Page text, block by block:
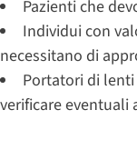
Pazienti che
Individui con
necessitano di
Portatori di
verificare eventuali